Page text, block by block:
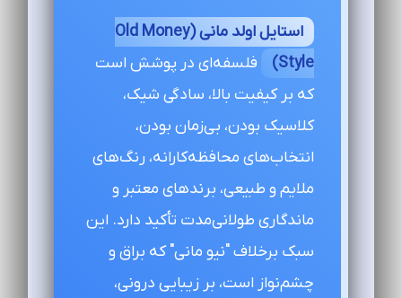
استایل اولد مانی (Old Money
Style)
فلسفه‌ای در پوشش است
که بر کیفیت بالا، سادگی شیک،
کلاسیک بودن، بی‌زمان بودن،
انتخاب‌های محافظه‌کارانه، رنگ‌های
ملایم و طبیعی، برندهای معتبر و
ماندگاری طولانی‌مدت تأکید دارد. این
سبک برخلاف "نیو مانی" که براق و
چشم‌نواز است، بر زیبایی درونی،